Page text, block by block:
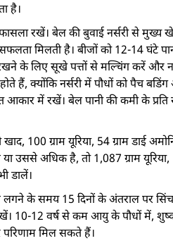
है।
रखें। बेल की बुवाई नर्सरी से मुख्य
मिलती है। बीजों को 12-14 घंटे
रखने के लिए सूखे पत्तों से मल्चिंग करें और
हैं, क्योंकि नर्सरी में पौधों को पैच
आकार में रखें। बेल पानी की कमी के
100 ग्राम यूरिया, 54 ग्राम डाई
उससे अधिक है, तो 1,087 ग्राम यूरिया,
डालें।
लगने के समय 15 दिनों के अंतराल पर
10-12 वर्ष से कम आयु के पौधों में,
परिणाम मिल सकते हैं।